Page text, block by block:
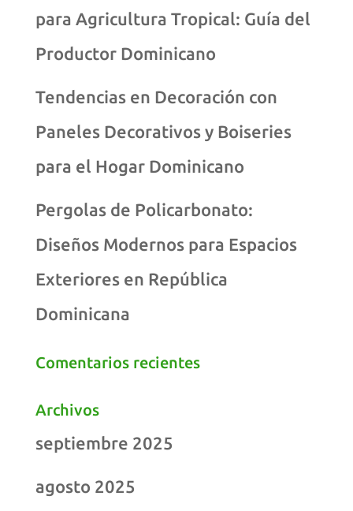
para Agricultura Tropical: Guía del
Productor Dominicano
Tendencias en Decoración con
Paneles Decorativos y Boiseries
para el Hogar Dominicano
Pergolas de Policarbonato:
Diseños Modernos para Espacios
Exteriores en República
Dominicana
Comentarios recientes
Archivos
septiembre 2025
agosto 2025